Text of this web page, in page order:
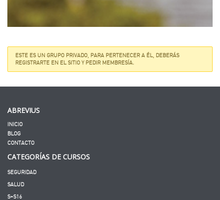
ESTE ES UN GRUPO PRIVADO, PARA PERTENECER A ÉL, DEBERÁS
REGISTRARTE EN EL SITIO Y PEDIR MEMBRESÍA.
ABREVIUS
INICIO
BLOG
CONTACTO
CATEGORÍAS DE CURSOS
SEGURIDAD
SALUD
S+S16